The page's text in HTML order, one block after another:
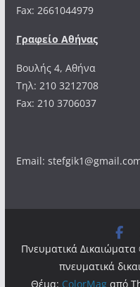
Fax: 2661044979
Γραφείο Αθήνας
Βουλής 4, Αθήνα
Τηλ: 210 3212708
Fax: 210 3706037
Email:
Πνευματικά
πνευματικά
Θέμα: ColorMagαπό